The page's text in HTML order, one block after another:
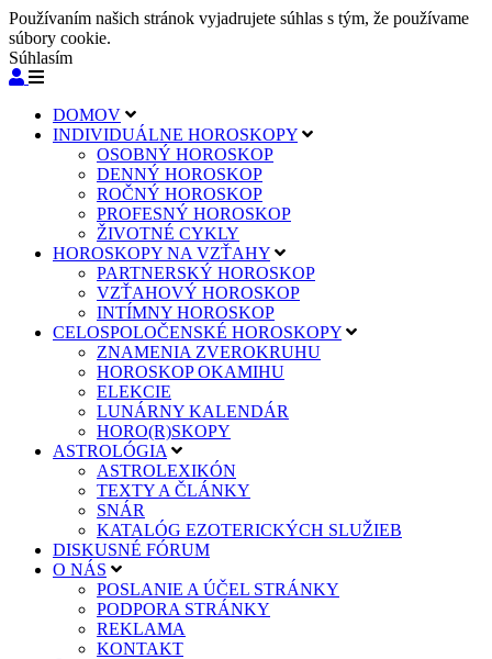
Používaním našich stránok vyjadrujete súhlas s tým, že používame
súbory cookie.
Súhlasím
DOMOV
INDIVIDUÁLNE HOROSKOPY
OSOBNÝ HOROSKOP
DENNÝ HOROSKOP
ROČNÝ HOROSKOP
PROFESNÝ HOROSKOP
ŽIVOTNÉ CYKLY
HOROSKOPY NA VZŤAHY
PARTNERSKÝ HOROSKOP
VZŤAHOVÝ HOROSKOP
INTÍMNY HOROSKOP
CELOSPOLOČENSKÉ HOROSKOPY
ZNAMENIA ZVEROKRUHU
HOROSKOP OKAMIHU
ELEKCIE
LUNÁRNY KALENDÁR
HORO(R)SKOPY
ASTROLÓGIA
ASTROLEXIKÓN
TEXTY A ČLÁNKY
SNÁR
KATALÓG EZOTERICKÝCH SLUŽIEB
DISKUSNÉ FÓRUM
O NÁS
POSLANIE A ÚČEL STRÁNKY
PODPORA STRÁNKY
REKLAMA
KONTAKT